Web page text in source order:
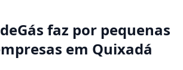
faz por pequenas
em Quixadá